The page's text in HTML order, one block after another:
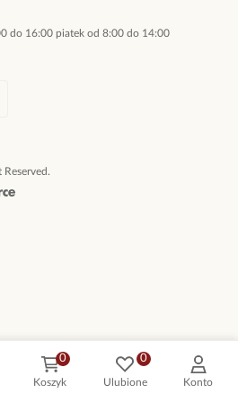
do 16:00 piatek od 8:00 do 14:00
Reserved.
0
Koszyk
0
Ulubione Konto